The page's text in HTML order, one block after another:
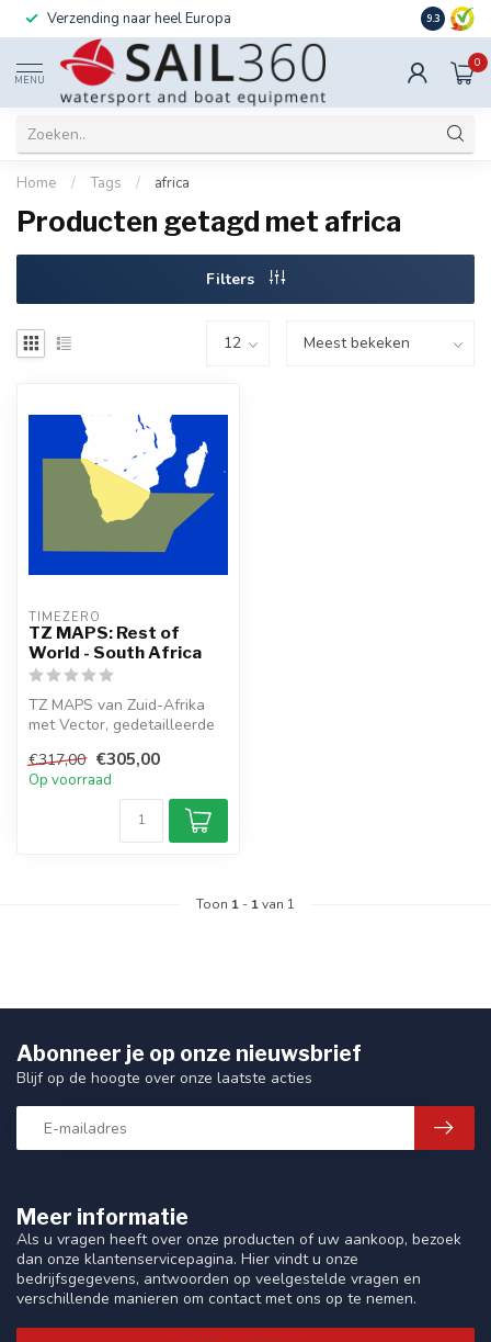
Verzending naar heel Europa Ook
9.3
MENU
0
Home / Tags / africa
Producten getagd met africa
Filters
TIMEZERO
TZ MAPS: Rest of
World - South Africa
TZ MAPS van Zuid-Afrika
met Vector, gedetailleerde
resolu...
€317,00 €305,00
Op voorraad
Toon 1 - 1van 1
Meer informatie
Als u vragen heeft over onze producten of uw aankoop, bezoek
dan onze klantenservicepagina. Hier vindt u onze
bedrijfsgegevens, antwoorden op veelgestelde vragen en
verschillende manieren om contact met ons op te nemen.
Abonneer je op onze nieuwsbrief
Blijf op de hoogte over onze laatste acties